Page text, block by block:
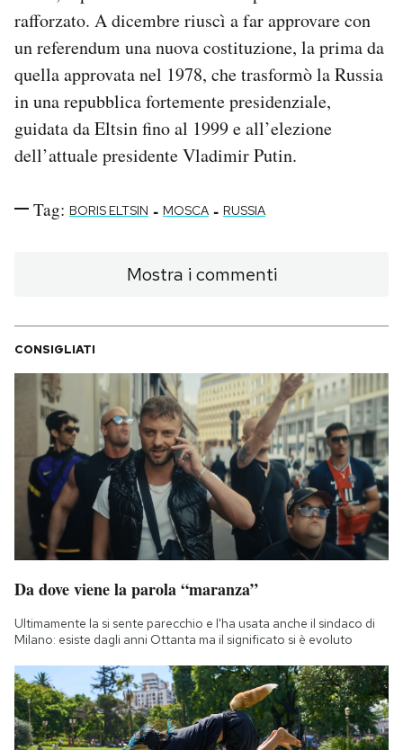
rafforzato. A dicembre riuscì a far approvare con
un referendum una nuova costituzione, la prima da
quella approvata nel 1978, che trasformò la Russia
in una repubblica fortemente presidenziale,
guidata da Eltsin fino al 1999 e all’elezione
dell’attuale presidente Vladimir Putin.
Tag: BORIS ELTSIN - MOSCA - RUSSIA
Mostra i commenti
CONSIGLIATI
Da dove viene la parola “maranza”
Ultimamente la si sente parecchio e l'ha usata anche il sindaco di
Milano: esiste dagli anni Ottanta ma il significato si è evoluto